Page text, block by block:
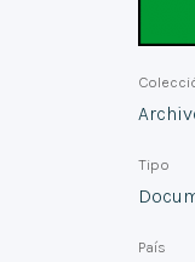
Tipo
País